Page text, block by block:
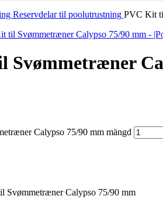
Reservdelar til poolutrustning PVC Kit
Svømmetræner
Calypso 75/90 mm mängd
Svømmetræner Calypso 75/90 mm